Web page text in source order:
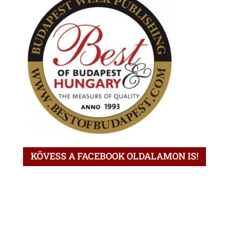
KÖVESS A FACEBOOK OLDALAMON IS!